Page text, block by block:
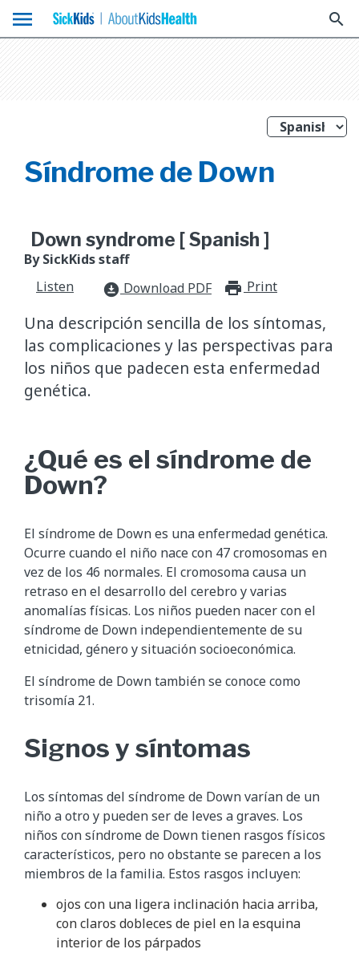
menu search
Síndrome de Down
Down syndrome [ Spanish ]
By SickKids staff
Listen
download_for_offline Download PDF Print
Una descripción sencilla de los síntomas,
las complicaciones y las perspectivas para
los niños que padecen esta enfermedad
genética.
¿Qué es el síndrome de
Down?
El síndrome de Down es una enfermedad genética.
Ocurre cuando el niño nace con 47 cromosomas en
vez de los 46 normales. El cromosoma causa un
retraso en el desarrollo del cerebro y varias
anomalías físicas. Los niños pueden nacer con el
síndrome de Down independientemente de su
etnicidad, género y situación socioeconómica.
El síndrome de Down también se conoce como
trisomía 21.
Signos y síntomas
Los síntomas del síndrome de Down varían de un
niño a otro y pueden ser de leves a graves. Los
niños con síndrome de Down tienen rasgos físicos
característicos, pero no obstante se parecen a los
miembros de la familia. Estos rasgos incluyen:
ojos con una ligera inclinación hacia arriba,
con claros dobleces de piel en la esquina
interior de los párpados